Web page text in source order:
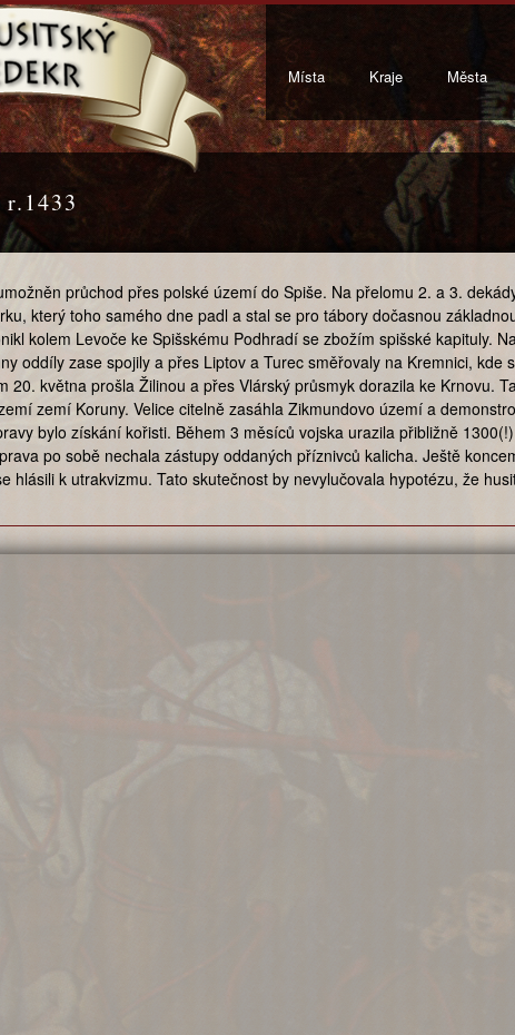
Místa Kraje Města
průchod přes polské území do Spiše. Na přelomu 2. a 3.
který toho samého dne padl a stal se pro tábory dočasnou
kolem Levoče ke Spišskému Podhradí se zbožím spišské kapituly.
oddíly zase spojily a přes Liptov a Turec směřovaly na Kremnici, kde
20. května prošla Žilinou a přes Vlárský průsmyk dorazila ke Krnovu.
zemí Koruny. Velice citelně zasáhla Zikmundovo území a
bylo získání kořisti. Během 3 měsíců vojska urazila přibližně
po sobě nechala zástupy oddaných příznivců kalicha. Ještě
hlásili k utrakvizmu. Tato skutečnost by nevylučovala hypotézu, že